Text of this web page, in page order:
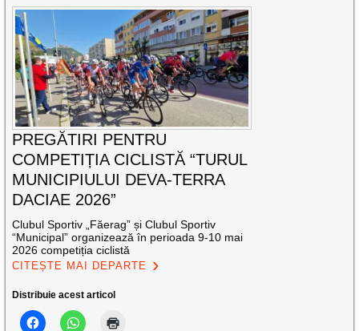
PREGĂTIRI PENTRU
COMPETIȚIA CICLISTĂ “TURUL
MUNICIPIULUI DEVA-TERRA
DACIAE 2026”
Clubul Sportiv „Făerag” și Clubul Sportiv
“Municipal” organizează în perioada 9-10 mai
2026 competiția ciclistă
CITEȘTE MAI DEPARTE
Distribuie acest articol